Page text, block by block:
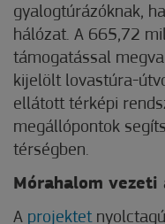
gyalogtúrázóknak,
hálózat. A 665,72
támogatással
kijelölt lovastúra-
ellátott térképi
megállópontok
térségben.
Mórahalom vezeti
A projektet